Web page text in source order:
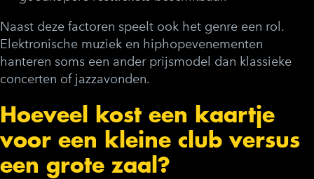
Naast deze factoren speelt ook het genre een rol.
Elektronische muziek en hiphopevenementen
hanteren soms een ander prijsmodel dan klassieke
concerten of jazzavonden.
Hoeveel kost een kaartje
voor een kleine club versus
een grote zaal?